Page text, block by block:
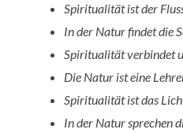
Spiritualität ist der
In der Natur findet die
Spiritualität verbindet
Die Natur ist eine
Spiritualität ist das
In der Natur sprechen